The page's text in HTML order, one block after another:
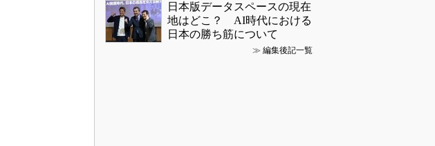
日本版データスペースの現在
地はどこ？ AI時代における
日本の勝ち筋について
≫ 編集後記一覧